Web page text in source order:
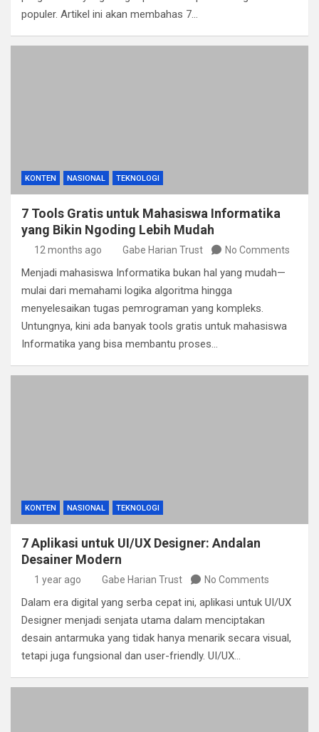
populer. Artikel ini akan membahas 7…
KONTEN NASIONAL TEKNOLOGI
7 Tools Gratis untuk Mahasiswa Informatika
yang Bikin Ngoding Lebih Mudah
12 months ago Gabe Harian Trust No Comments
Menjadi mahasiswa Informatika bukan hal yang mudah—
mulai dari memahami logika algoritma hingga
menyelesaikan tugas pemrograman yang kompleks.
Untungnya, kini ada banyak tools gratis untuk mahasiswa
Informatika yang bisa membantu proses…
KONTEN NASIONAL TEKNOLOGI
7 Aplikasi untuk UI/UX Designer: Andalan
Desainer Modern
1 year ago Gabe Harian Trust No Comments
Dalam era digital yang serba cepat ini, aplikasi untuk UI/UX
Designer menjadi senjata utama dalam menciptakan
desain antarmuka yang tidak hanya menarik secara visual,
tetapi juga fungsional dan user-friendly. UI/UX…